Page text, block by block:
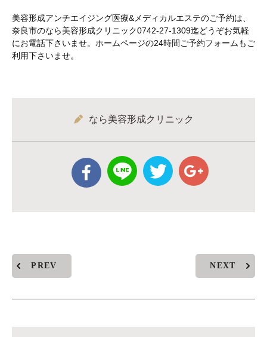
美容形成アンチエイジング医療&メディカルエステのご予約は、
奈良市のなら美容形成クリニック0742-27-1309迄どうぞお気軽
にお電話下さいませ。ホームページの24時間ご予約フォームもご
利用下さいませ。
なら美容形成クリニック
PREV NEXT